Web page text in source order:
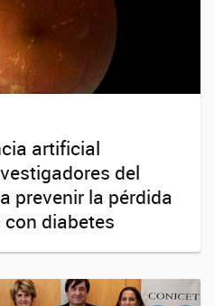
artificial
del
prevenir la pérdida
diabetes